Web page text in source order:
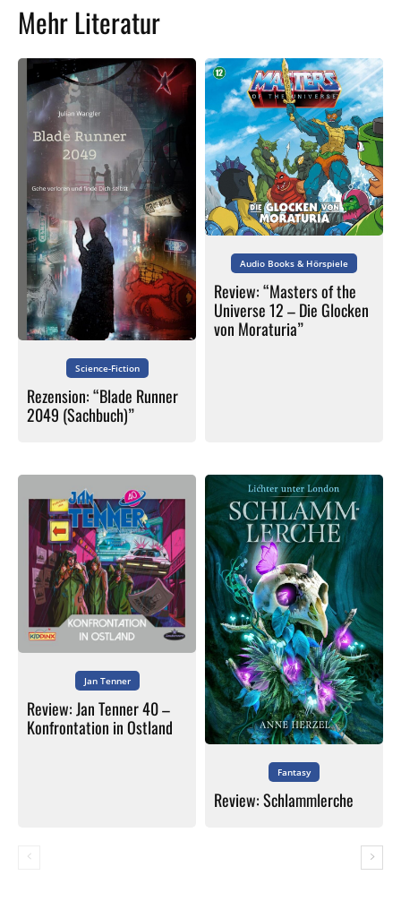
Mehr Literatur
Science-Fiction
Rezension: “Blade Runner
2049 (Sachbuch)”
Audio Books & Hörspiele
Review: “Masters of the
Universe 12 – Die Glocken
von Moraturia”
Jan Tenner
Review: Jan Tenner 40 –
Konfrontation in Ostland
Fantasy
Review: Schlammlerche